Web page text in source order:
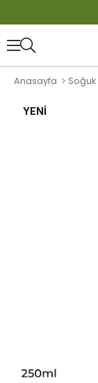
Anasayfa Soğuk
YENI